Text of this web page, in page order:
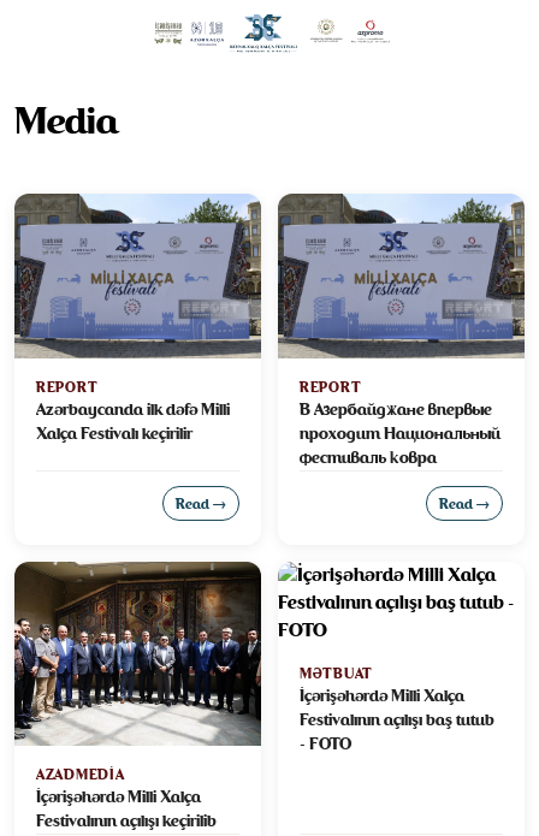
Media
REPORT
Azərbaycanda ilk dəfə Milli
Xalça Festivalı keçirilir
Read →
REPORT
В Азербайджане впервые
проходит Национальный
фестиваль ковра
Read →
AZADMEDIA
İçərişəhərdə Milli Xalça
Festivalının açılışı keçirilib
MƏTBUAT
İçərişəhərdə Milli Xalça
Festivalının açılışı baş tutub
- FOTO